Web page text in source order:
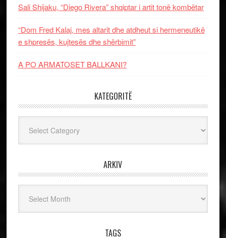
Sali Shijaku, “Diego Rivera” shqiptar i artit tonë kombëtar
“Dom Fred Kalaj, mes altarit dhe atdheut si hermeneutikë
e shpresës, kujtesës dhe shërbimit”
A PO ARMATOSET BALLKANI?
KATEGORITË
ARKIV
TAGS